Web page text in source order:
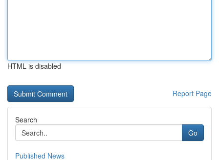
HTML is disabled
Report Page
Search
Go
Published News